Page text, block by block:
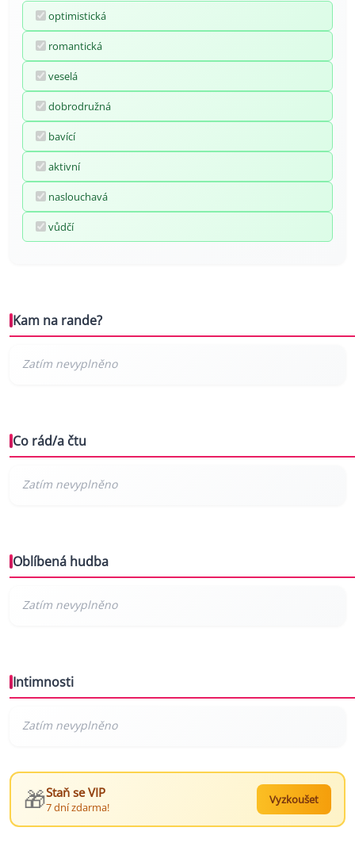
optimistická
romantická
veselá
dobrodružná
bavící
aktivní
naslouchavá
vůdčí
Kam na rande?
Co rád/a čtu
Oblíbená hudba
Intimnosti
🎁Staň se VIP
7 dní zdarma!
Vyzkoušet